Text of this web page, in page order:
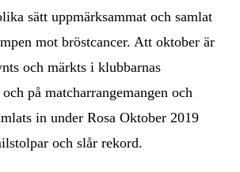
sätt uppmärksammat och samlat
mot bröstcancer. Att oktober är
och märkts i klubbarnas
på matcharrangemangen och
in under Rosa Oktober 2019
och slår rekord.